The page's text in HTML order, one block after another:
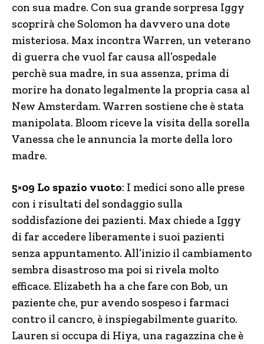
con sua madre. Con sua grande sorpresa Iggy
scoprirà che Solomon ha davvero una dote
misteriosa. Max incontra Warren, un veterano
di guerra che vuol far causa all’ospedale
perchè sua madre, in sua assenza, prima di
morire ha donato legalmente la propria casa al
New Amsterdam. Warren sostiene che è stata
manipolata. Bloom riceve la visita della sorella
Vanessa che le annuncia la morte della loro
madre.
5×09 Lo spazio vuoto: I medici sono alle prese
con i risultati del sondaggio sulla
soddisfazione dei pazienti. Max chiede a Iggy
di far accedere liberamente i suoi pazienti
senza appuntamento. All’inizio il cambiamento
sembra disastroso ma poi si rivela molto
efficace. Elizabeth ha a che fare con Bob, un
paziente che, pur avendo sospeso i farmaci
contro il cancro, è inspiegabilmente guarito.
Lauren si occupa di Hiya, una ragazzina che è